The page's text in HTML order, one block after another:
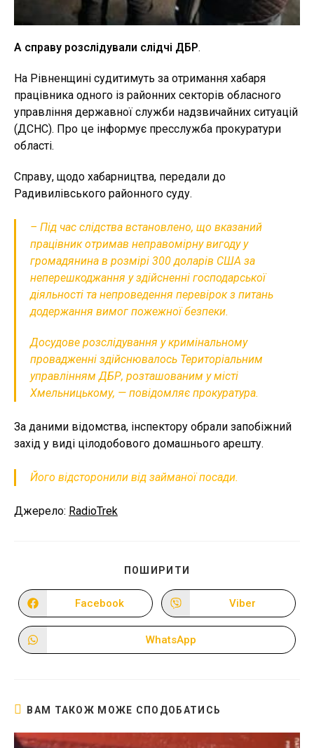
А справу розслідували слідчі ДБР.
На Рівненщині судитимуть за отримання хабаря
працівника одного із районних секторів обласного
управління державної служби надзвичайних ситуацій
(ДСНС). Про це інформує пресслужба прокуратури
області.
Справу, щодо хабарництва, передали до
Радивилівського районного суду.
– Під час слідства встановлено, що вказаний
працівник отримав неправомірну вигоду у
громадянина в розмірі 300 доларів США за
неперешкоджання у здійсненні господарської
діяльності та непроведення перевірок з питань
додержання вимог пожежної безпеки.
Досудове розслідування у кримінальному
провадженні здійснювалось Територіальним
управлінням ДБР, розташованим у місті
Хмельницькому, — повідомляє прокуратура.
За даними відомства, інспектору обрали запобіжний
захід у виді цілодобового домашнього арешту.
Його відсторонили від займаної посади.
Джерело: RadioTrek
ПОШИРИТИ
ВМІСТОМ
Відкрити
в
новому
Facebook
Відкрити
в
новому
Viber
Відкрити
в
WhatsApp
ВАМ ТАКОЖ МОЖЕ СПОДОБАТИСЬ